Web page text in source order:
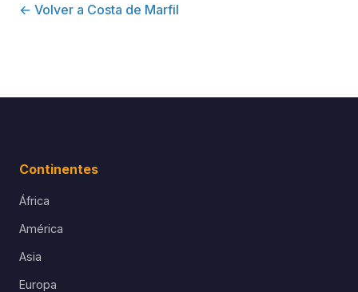
← Volver a Costa de Marfil
Continentes
África
América
Asia
Europa